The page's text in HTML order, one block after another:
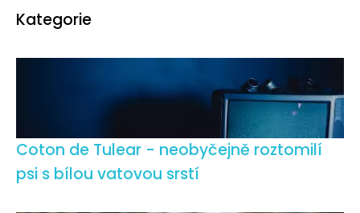
Kategorie
Coton de Tulear - neobyčejně roztomilí
psi s bílou vatovou srstí